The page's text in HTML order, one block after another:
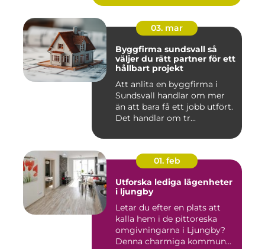
03. mar
Byggfirma sundsvall så
väljer du rätt partner för ett
hållbart projekt
Att anlita en byggfirma i
Sundsvall handlar om mer
än att bara få ett jobb utfört.
Det handlar om tr...
01. feb
Utforska lediga lägenheter
i ljungby
Letar du efter en plats att
kalla hem i de pittoreska
omgivningarna i Ljungby?
Denna charmiga kommun...